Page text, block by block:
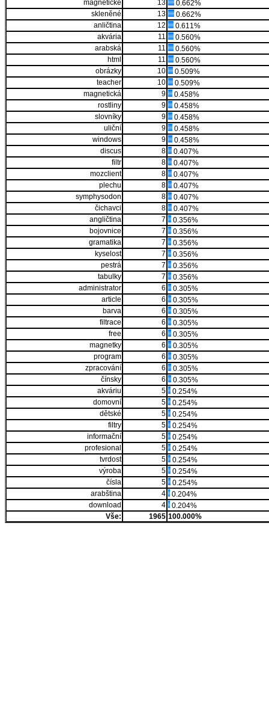
magnetické
13
0.662%
skleněné
13
0.662%
anličtina
12
0.611%
akvária
11
0.560%
arabská
11
0.560%
html
11
0.560%
obrázky
10
0.509%
teacher
10
0.509%
magnetická
9
0.458%
rostliny
9
0.458%
slovníky
9
0.458%
uliční
9
0.458%
windows
9
0.458%
discus
8
0.407%
filtr
8
0.407%
mozclient
8
0.407%
plechu
8
0.407%
symphysodon
8
0.407%
čichavci
8
0.407%
angličtina
7
0.356%
bojovnice
7
0.356%
gramatika
7
0.356%
kyselost
7
0.356%
pestrá
7
0.356%
tabulky
7
0.356%
administrator
6
0.305%
article
6
0.305%
barva
6
0.305%
filtrace
6
0.305%
free
6
0.305%
magnetky
6
0.305%
program
6
0.305%
zpracování
6
0.305%
čínsky
6
0.305%
akváriu
5
0.254%
domovní
5
0.254%
dětské
5
0.254%
filtry
5
0.254%
informační
5
0.254%
profesional
5
0.254%
tvrdost
5
0.254%
výroba
5
0.254%
čísla
5
0.254%
arabština
4
0.204%
download
4
0.204%
Vše:
1965 100.000%